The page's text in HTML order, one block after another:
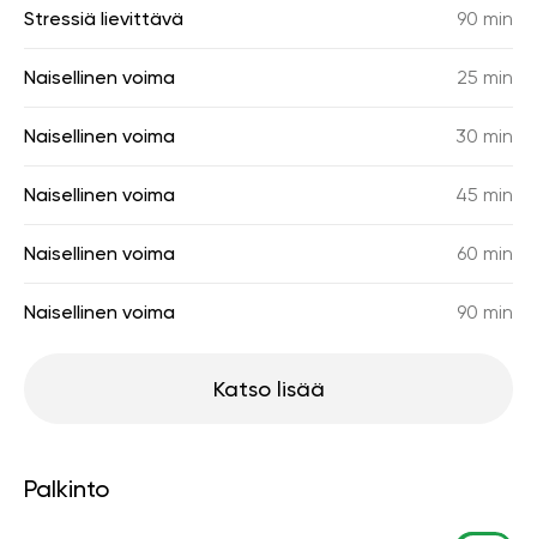
Stressiä lievittävä 90 min
Naisellinen voima 25 min
Naisellinen voima 30 min
Naisellinen voima 45 min
Naisellinen voima 60 min
Naisellinen voima 90 min
Katso lisää
Palkinto